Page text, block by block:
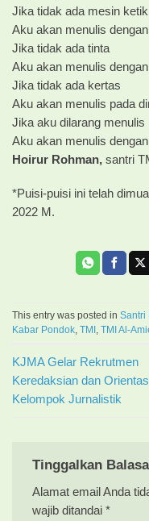
Jika tidak ada mesin ketik
Aku akan menulis
Jika tidak ada tinta
Aku akan menulis
Jika tidak ada kertas
Aku akan menulis pada
Jika aku dilarang menulis
Aku akan menulis
Hoirur Rohman, santri
*Puisi-puisi ini telah
2022 M.
This entry was posted in Santri
Kabar Pondok TMI TMI Al-
KJMA Gelar Rekrutmen
Keredaksian dan
Kelompok Jurnalistik
Tinggalkan
Alamat email Anda
wajib ditandai *